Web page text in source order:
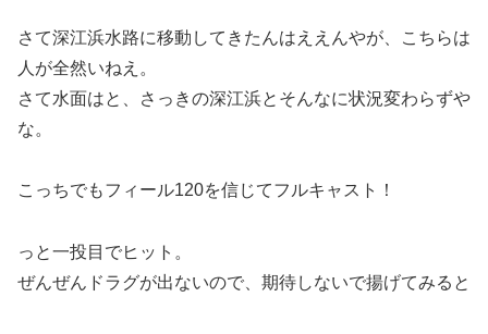
さて深江浜水路に移動してきたんはええんやが、こちらは
人が全然いねえ。
さて水面はと、さっきの深江浜とそんなに状況変わらずや
な。
こっちでもフィール120を信じてフルキャスト！
っと一投目でヒット。
ぜんぜんドラグが出ないので、期待しないで揚げてみると